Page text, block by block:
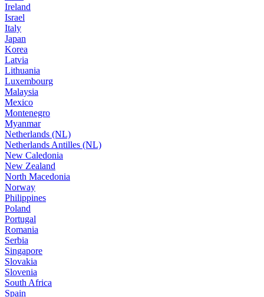
Ireland
Israel
Italy
Japan
Korea
Latvia
Lithuania
Luxembourg
Malaysia
Mexico
Montenegro
Myanmar
Netherlands (NL)
Netherlands Antilles (NL)
New Caledonia
New Zealand
North Macedonia
Norway
Philippines
Poland
Portugal
Romania
Serbia
Singapore
Slovakia
Slovenia
South Africa
Spain